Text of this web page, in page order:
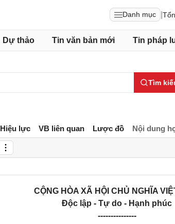
Danh mục
Dự thảo Tin văn bản mới Tin pháp
Tìm
Hiệu lực VB liên quan Lược đồ Nội dung
CỘNG HÒA XÃ HỘI CHỦ NGHĨA
Độc lập - Tự do - Hạnh phúc
---------------